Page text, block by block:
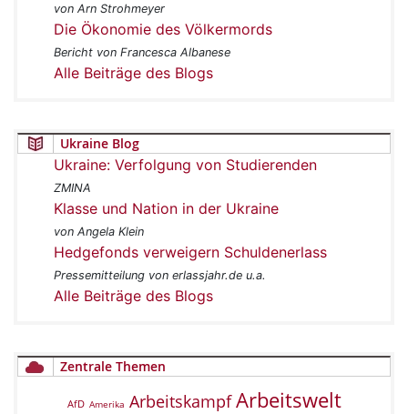
von Arn Strohmeyer
Die Ökonomie des Völkermords
Bericht von Francesca Albanese
Alle Beiträge des Blogs
Ukraine Blog
Ukraine: Verfolgung von Studierenden
ZMINA
Klasse und Nation in der Ukraine
von Angela Klein
Hedgefonds verweigern Schuldenerlass
Pressemitteilung von erlassjahr.de u.a.
Alle Beiträge des Blogs
Zentrale Themen
AfD Amerika Arbeitskampf Arbeitswelt